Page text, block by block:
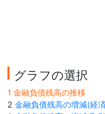
グラフの選択
1 金融負債残高の推移
2 金融負債残高の増減(経